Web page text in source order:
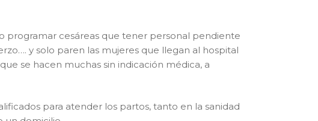
programar cesáreas que tener personal pendiente
y solo paren las mujeres que llegan al hospital
se hacen muchas sin indicación médica, a
para atender los partos, tanto en la sanidad